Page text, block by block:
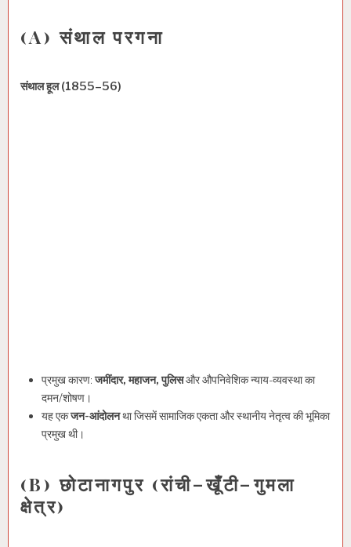
(A) संथाल परगना
संथाल हूल (1855–56)
प्रमुख कारण:जमींदार, महाजन, पुलिसऔर औपनिवेशिक न्याय-व्यवस्था का
दमन/शोषण।
यह एकजन-आंदोलनथा जिसमें सामाजिक एकता और स्थानीय नेतृत्व की भूमिका
प्रमुख थी।
(B) छोटानागपुर (रांची–खूँटी–गुमला
क्षेत्र)